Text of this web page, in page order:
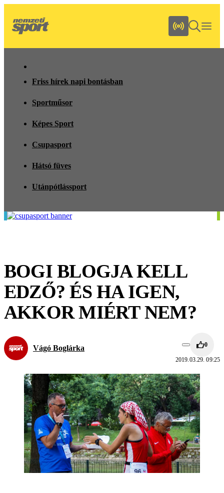
Friss hírek napi bontásban
Sportműsor
Képes Sport
Csupasport
Hátsó füves
Utánpótlássport
BOGI BLOGJA KELL
EDZŐ? ÉS HA IGEN,
AKKOR MIÉRT NEM?
Vágó Boglárka 0
2019.03.29. 09:25